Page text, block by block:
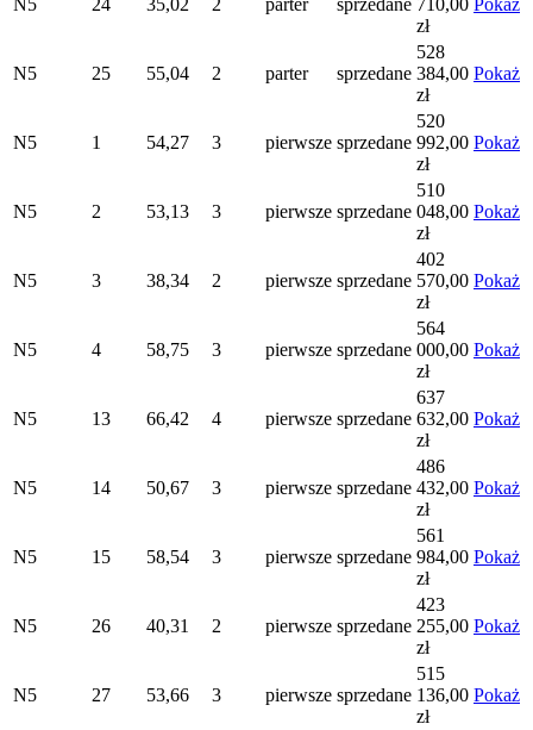
N5 24 35,02 2 parter sprzedane 710,00
zł
Pokaż
N5 25 55,04 2 parter sprzedane
528
384,00
zł
Pokaż
N5 1 54,27 3 pierwsze sprzedane
520
992,00
zł
Pokaż
N5 2 53,13 3 pierwsze sprzedane
510
048,00
zł
Pokaż
N5 3 38,34 2 pierwsze sprzedane
402
570,00
zł
Pokaż
N5 4 58,75 3 pierwsze sprzedane
564
000,00
zł
Pokaż
N5 13 66,42 4 pierwsze sprzedane
637
632,00
zł
Pokaż
N5 14 50,67 3 pierwsze sprzedane
486
432,00
zł
Pokaż
N5 15 58,54 3 pierwsze sprzedane
561
984,00
zł
Pokaż
N5 26 40,31 2 pierwsze sprzedane
423
255,00
zł
Pokaż
N5 27 53,66 3 pierwsze sprzedane
515
136,00
zł
Pokaż